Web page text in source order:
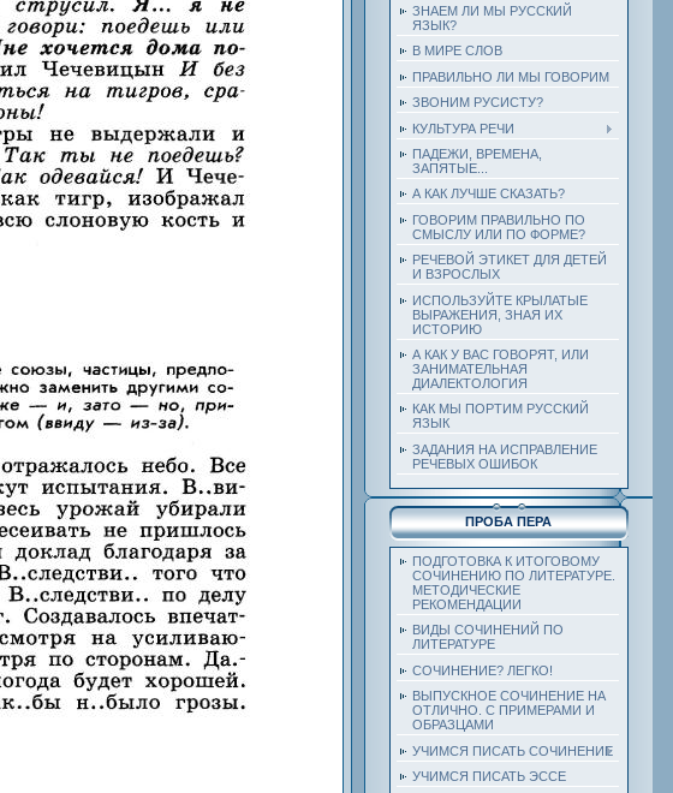
ЗНАЕМ ЛИ МЫ РУССКИЙ
ЯЗЫК?
В МИРЕ СЛОВ
ПРАВИЛЬНО ЛИ МЫ ГОВОРИМ
ЗВОНИМ РУСИСТУ?
КУЛЬТУРА РЕЧИ
ПАДЕЖИ, ВРЕМЕНА,
ЗАПЯТЫЕ...
А КАК ЛУЧШЕ СКАЗАТЬ?
ГОВОРИМ ПРАВИЛЬНО ПО
СМЫСЛУ ИЛИ ПО ФОРМЕ?
РЕЧЕВОЙ ЭТИКЕТ ДЛЯ ДЕТЕЙ
И ВЗРОСЛЫХ
ИСПОЛЬЗУЙТЕ КРЫЛАТЫЕ
ВЫРАЖЕНИЯ, ЗНАЯ ИХ
ИСТОРИЮ
А КАК У ВАС ГОВОРЯТ, ИЛИ
ЗАНИМАТЕЛЬНАЯ
ДИАЛЕКТОЛОГИЯ
КАК МЫ ПОРТИМ РУССКИЙ
ЯЗЫК
ЗАДАНИЯ НА ИСПРАВЛЕНИЕ
РЕЧЕВЫХ ОШИБОК
ПРОБА ПЕРА
ПОДГОТОВКА К ИТОГОВОМУ
СОЧИНЕНИЮ ПО ЛИТЕРАТУРЕ.
МЕТОДИЧЕСКИЕ
РЕКОМЕНДАЦИИ
ВИДЫ СОЧИНЕНИЙ ПО
ЛИТЕРАТУРЕ
СОЧИНЕНИЕ? ЛЕГКО!
ВЫПУСКНОЕ СОЧИНЕНИЕ НА
ОТЛИЧНО. С ПРИМЕРАМИ И
ОБРАЗЦАМИ
УЧИМСЯ ПИСАТЬ СОЧИНЕНИЕ
УЧИМСЯ ПИСАТЬ ЭССЕ